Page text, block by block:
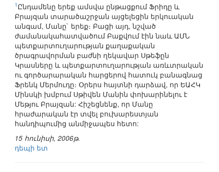
1 Ընդամենը երեք ամսվա ընթացքում Ֆրիդը և
Բրայզան տարածաշրջան այցելեցին երկուական
անգամ, Մանը` երեք։ Բացի այդ, նշված
ժամանակահատվածում Բաքվում էին նաև ԱՄՆ
պետքարտուղարության քաղաքական
ծրագրավորման բաժնի ղեկավար Սթեֆըն
Կրասները և պետքարտուղարության առևտրական
ու գործարարական հարցերով հատուկ բանագնաց
Ֆրենկ Մերմուդը։ Օրերս հայտնի դարձավ, որ ԵԱՀԿ
Մինսկի խմբում Սթիվեն Մանին փոխարինելու է
Մեթյու Բրայզան: Հիշեցնենք, որ Մանը
հրաժարական էր տվել բուխարեստյան
հանդիպումից անմիջապես հետո:
15 հունիսի, 2006թ.
դեպի ետ